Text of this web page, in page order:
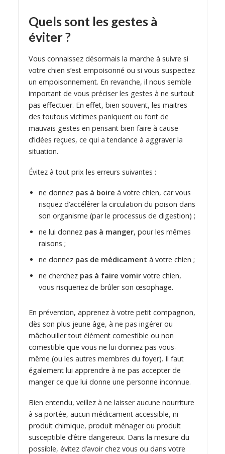
Quels sont les gestes à
éviter ?
Vous connaissez désormais la marche à suivre si
votre chien s’est empoisonné ou si vous suspectez
un empoisonnement. En revanche, il nous semble
important de vous préciser les gestes à ne surtout
pas effectuer. En effet, bien souvent, les maitres
des toutous victimes paniquent ou font de
mauvais gestes en pensant bien faire à cause
d’idées reçues, ce qui a tendance à aggraver la
situation.
Évitez à tout prix les erreurs suivantes :
ne donnez pas à boire à votre chien, car vous
risquez d’accélérer la circulation du poison dans
son organisme (par le processus de digestion) ;
ne lui donnez pas à manger, pour les mêmes
raisons ;
ne donnez pas de médicament à votre chien ;
ne cherchez pas à faire vomirvotre chien,
vous risqueriez de brûler son œsophage.
En prévention, apprenez à votre petit compagnon,
dès son plus jeune âge, à ne pas ingérer ou
mâchouiller tout élément comestible ou non
comestible que vous ne lui donnez pas vous-
même (ou les autres membres du foyer). Il faut
également lui apprendre à ne pas accepter de
manger ce que lui donne une personne inconnue.
Bien entendu, veillez à ne laisser aucune nourriture
à sa portée, aucun médicament accessible, ni
produit chimique, produit ménager ou produit
susceptible d’être dangereux. Dans la mesure du
possible, évitez d’avoir chez vous ou dans votre